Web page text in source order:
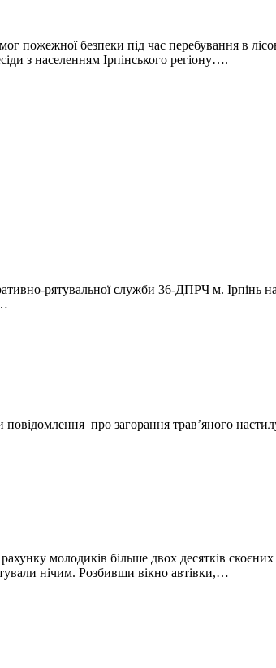
пожежної безпеки під час перебування в
з населенням Ірпінського регіону….
рятувальної служби 36-ДПРЧ м. Ірпінь
про загорання трав’яного
молодиків більше двох десятків
нічим. Розбивши вікно автівки,…